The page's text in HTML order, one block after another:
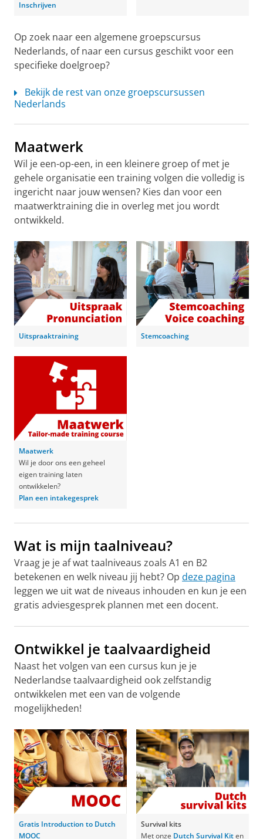
Inschrijven
Op zoek naar een algemene groepscursus
Nederlands, of naar een cursus geschikt voor een
specifieke doelgroep?
Bekijk de rest van onze groepscursussen
Nederlands
Maatwerk
Wil je een-op-een, in een kleinere groep of met je
gehele organisatie een training volgen die volledig is
ingericht naar jouw wensen? Kies dan voor een
maatwerktraining die in overleg met jou wordt
ontwikkeld.
Uitspraaktraining Stemcoaching
Maatwerk
Wil je door ons een geheel
eigen training laten
ontwikkelen?
Plan een intakegesprek
Wat is mijn taalniveau?
Vraag je je af wat taalniveaus zoals A1 en B2
betekenen en welk niveau jij hebt? Op deze pagina
leggen we uit wat de niveaus inhouden en kun je een
gratis adviesgesprek plannen met een docent.
Ontwikkel je taalvaardigheid
Naast het volgen van een cursus kun je je
Nederlandse taalvaardigheid ook zelfstandig
ontwikkelen met een van de volgende
mogelijkheden!
Gratis Introduction to Dutch
MOOC
Survival kits
Met onze Dutch Survival Kiten